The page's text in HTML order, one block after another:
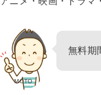
MOTO
無料期